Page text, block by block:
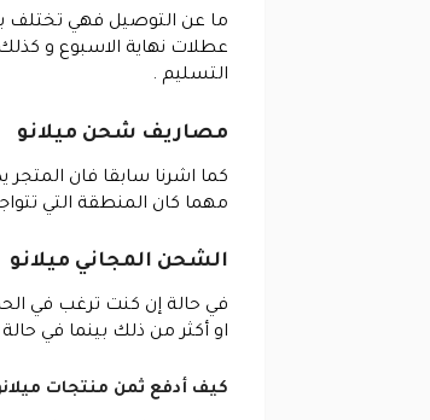
ما عن التوصيل فهي تختلف
عطلات نهاية الاسبوع و
التسليم .
مصاريف شحن ميلانو
كما اشرنا سابقا فان
مهما كان المنطقة التي تتواجد
الشحن المجاني ميلانو
او أكثر من ذلك بينما في
كيف أدفع ثمن منتجات